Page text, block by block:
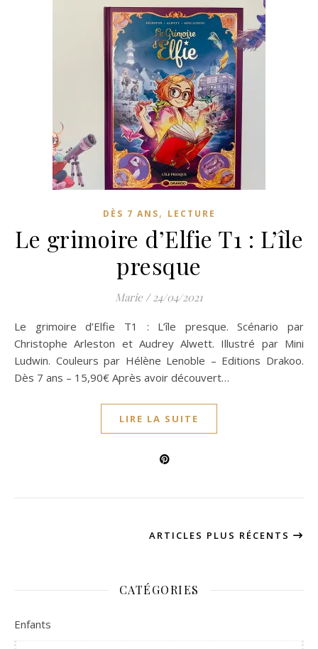
DÈS 7 ANS, LECTURE
Le grimoire d’Elfie T1 : L’île
presque
Marie / 24/04/2021
Le grimoire d’Elfie T1 : L’île presque. Scénario par
Christophe Arleston et Audrey Alwett. Illustré par Mini
Ludwin. Couleurs par Hélène Lenoble – Editions Drakoo.
Dès 7 ans – 15,90€ Après avoir découvert…
LIRE LA SUITE
ARTICLES PLUS RÉCENTS
CATÉGORIES
Enfants